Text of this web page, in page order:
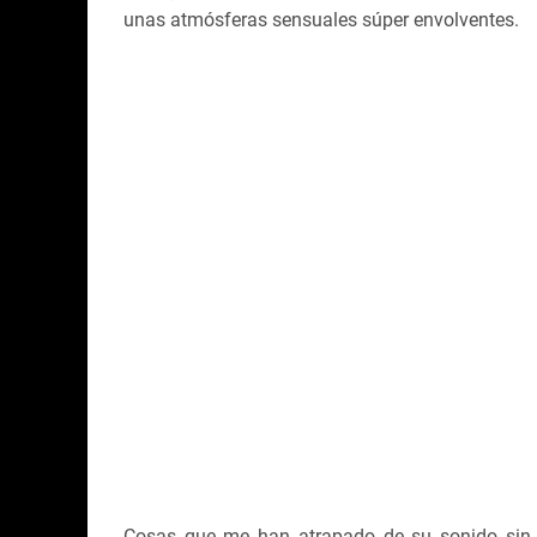
unas atmósferas sensuales súper envolventes.